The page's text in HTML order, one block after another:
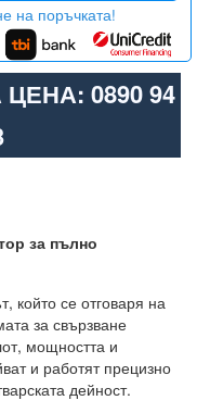
на поръчката!
0890 94
за пълно
който се отговаря на
за свързване
мощността и
и работят прецизно
дейност.